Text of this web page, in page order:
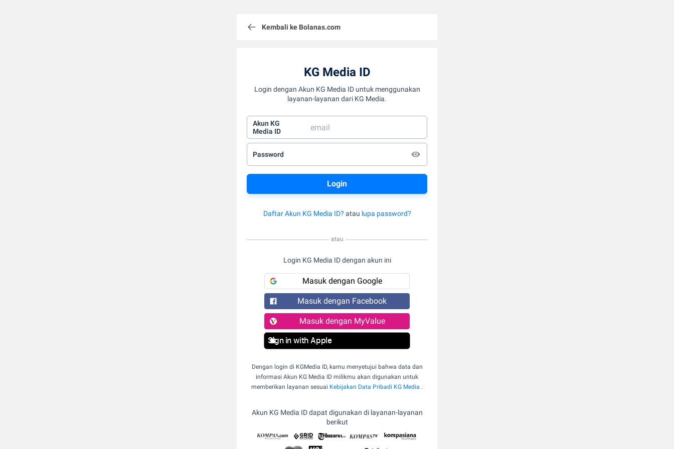
Kembali ke Bolanas.com
KG Media ID
Login dengan Akun KG Media ID untuk menggunakan
layanan-layanan dari KG Media.
Akun KG
Media ID
Password
Daftar Akun KG Media ID? atau lupa password?
atau
Login KG Media ID dengan akun ini
Masuk dengan Google
Masuk dengan Facebook
Masuk dengan MyValue
Sign in with Apple
Dengan login di KGMedia ID, kamu menyetujui bahwa data dan
informasi Akun KG Media ID milikmu akan digunakan untuk
memberikan layanan sesuai Kebijakan Data Pribadi KG Media .
Akun KG Media ID dapat digunakan di layanan-layanan
berikut